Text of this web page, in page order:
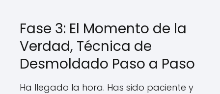
Fase 3: El Momento de la
Verdad, Técnica de
Desmoldado Paso a Paso
Ha llegado la hora. Has sido paciente y